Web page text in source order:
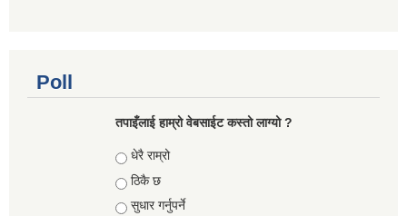
Poll
तपाइँलाई हाम्रो वेबसाईट कस्तो लाग्यो ?
Choices
धेरै राम्रो
ठिकै छ
सुधार गर्नुपर्ने